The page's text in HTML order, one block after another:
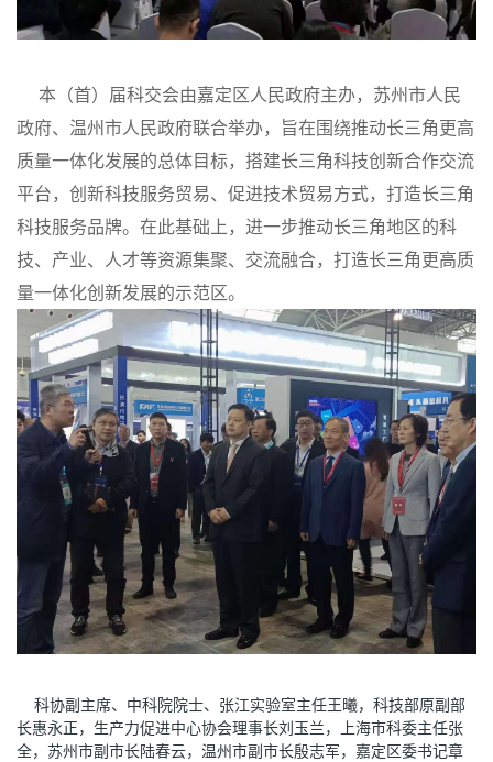
本（首）届科交会由嘉定区人民政府主办，苏州市人民
政府、温州市人民政府联合举办，旨在围绕推动长三角更高
质量一体化发展的总体目标，搭建长三角科技创新合作交流
平台，创新科技服务贸易、促进技术贸易方式，打造长三角
科技服务品牌。在此基础上，进一步推动长三角地区的科
技、产业、人才等资源集聚、交流融合，打造长三角更高质
量一体化创新发展的示范区。
科协副主席、中科院院士、张江实验室主任王曦，科技部原副部
长惠永正，生产力促进中心协会理事长刘玉兰，上海市科委主任张
全，苏州市副市长陆春云，温州市副市长殷志军，嘉定区委书记章